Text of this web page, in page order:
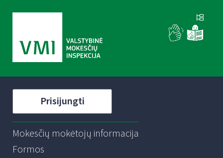
Prisijungti
Mokesčių mokėtojų informacija
Formos